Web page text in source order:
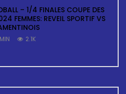
– 1/4 FINALES COUPE DES
FEMMES: REVEIL SPORTIF VS
2.1K